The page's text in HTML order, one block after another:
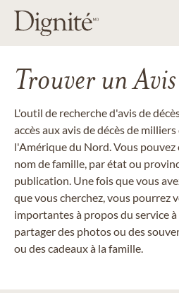
Trouver un Avis
L'outil de recherche d'avis de
accès aux avis de décès de
l'Amérique du Nord. Vous
nom de famille, par état ou
publication. Une fois que vous
que vous cherchez, vous pourrez
importantes à propos du service
partager des photos ou des
ou des cadeaux à la famille.